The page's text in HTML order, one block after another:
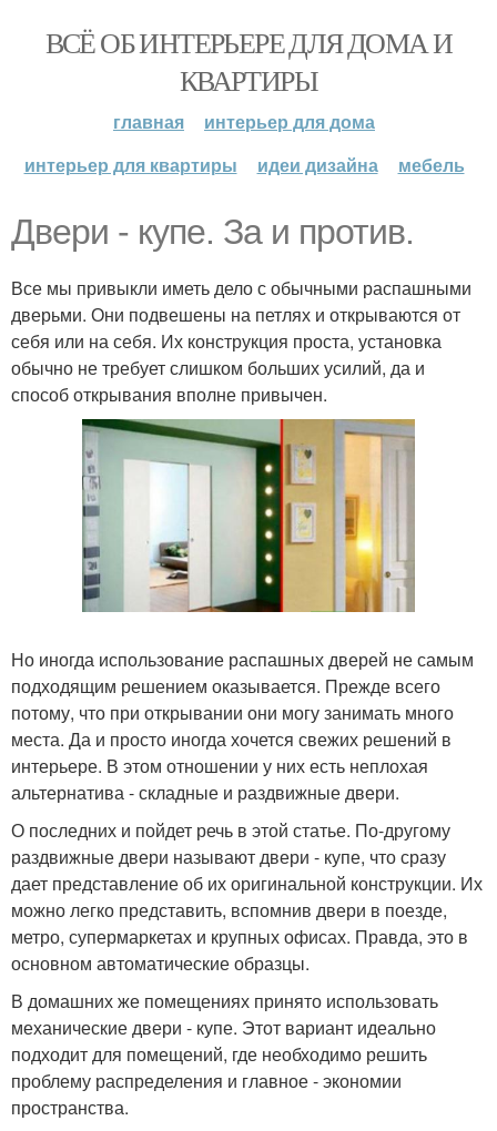
ВСЁ ОБ ИНТЕРЬЕРЕ ДЛЯ ДОМА И
КВАРТИРЫ
главная
интерьер для дома
интерьер для квартиры
идеи дизайна мебель
Двери - купе. За и против.
Все мы привыкли иметь дело с обычными распашными
дверьми. Они подвешены на петлях и открываются от
себя или на себя. Их конструкция проста, установка
обычно не требует слишком больших усилий, да и
способ открывания вполне привычен.
Но иногда использование распашных дверей не самым
подходящим решением оказывается. Прежде всего
потому, что при открывании они могу занимать много
места. Да и просто иногда хочется свежих решений в
интерьере. В этом отношении у них есть неплохая
альтернатива - складные и раздвижные двери.
О последних и пойдет речь в этой статье. По-другому
раздвижные двери называют двери - купе, что сразу
дает представление об их оригинальной конструкции. Их
можно легко представить, вспомнив двери в поезде,
метро, супермаркетах и крупных офисах. Правда, это в
основном автоматические образцы.
В домашних же помещениях принято использовать
механические двери - купе. Этот вариант идеально
подходит для помещений, где необходимо решить
проблему распределения и главное - экономии
пространства.